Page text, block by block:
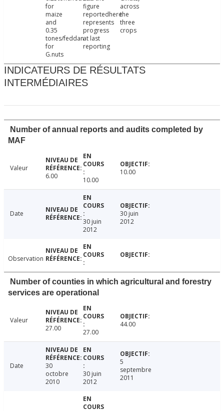
for
maize
and
0.35
tones/feddan
for
G.nuts
figure
reportedhere
represents
progress
at last
reporting
across
the
three
crops
INDICATEURS DE RÉSULTATS
INTERMÉDIAIRES
Number of annual reports and audits completed by
MAF
Valeur
6.00
10.00
10.00
Date
30 juin
2012
30 juin
2012
Observation
Number of counties in which agricultural and forestry
services are operational
Valeur
27.00
27.00
44.00
Date
30
octobre
2010
30 juin
2012
5
septembre
2011